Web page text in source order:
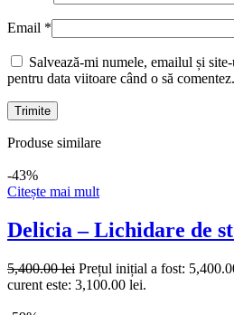
Email *
Salvează-mi numele, emailul și
pentru data viitoare când o să comentez.
Produse similare
-43%
Citește mai mult
Delicia – Lichidare de
5,400.00lei Prețul inițial a fost:
curent este: 3,100.00 lei.